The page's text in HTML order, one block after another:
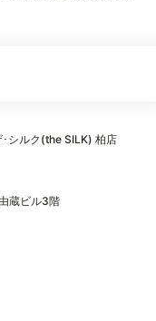
シルク(the SILK) 柏店
蔵ビル3階